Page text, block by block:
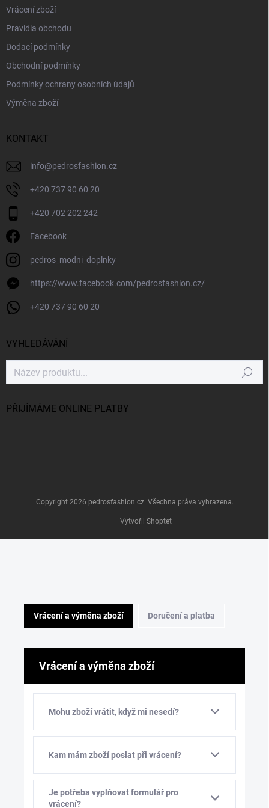
Vrácení zboží
Pravidla obchodu
Dodací podmínky
Obchodní podmínky
Podmínky ochrany osobních údajů
Výměna zboží
KONTAKT
info@pedrosfashion.cz
+420 737 90 60 20
+420 702 202 242
Facebook
pedros_modni_doplnky
https://www.facebook.com/pedrosfashion.cz/
+420 737 90 60 20
VYHLEDÁVÁNÍ
Hledat
PŘIJÍMÁME ONLINE PLATBY
Vytvořil Shoptet
Copyright 2026 pedrosfashion.cz. Všechna práva vyhrazena.
Vrácení a výměna zboží Doručení a platba
Vrácení a výměna zboží
Mohu zboží vrátit, když mi nesedí?
Kam mám zboží poslat při vrácení?
Je potřeba vyplňovat formulář pro
vrácení?